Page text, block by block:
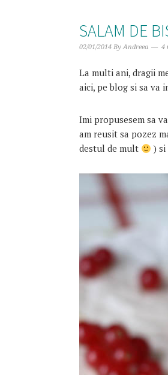
SALAM DE
02/01/2014 ByAndreea 4
La multi ani, dragii
aici, pe blog si sa va
Imi propusesem sa
am reusit sa pozez
destul de mult
)